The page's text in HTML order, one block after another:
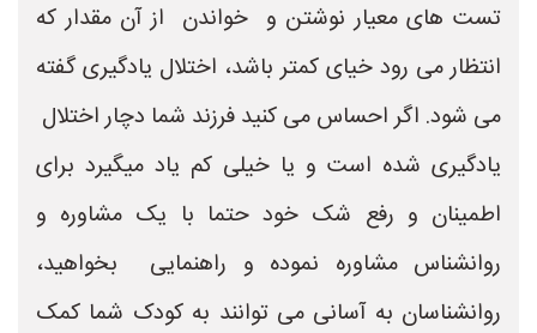
تست های معیار نوشتن و خواندن از آن مقدار که
انتظار می رود خیای کمتر باشد، اختلال یادگیری گفته
می شود. اگر احساس می کنید فرزند شما دچار اختلال
یادگیری شده است و یا خیلی کم یاد میگیرد برای
اطمینان و رفع شک خود حتما با یک مشاوره و
روانشناس مشاوره نموده و راهنمایی بخواهید،
روانشناسان به آسانی می توانند به کودک شما کمک